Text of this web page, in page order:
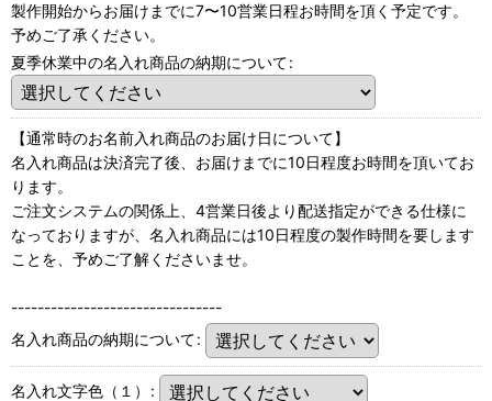
製作開始からお届けまでに7〜10営業日程お時間を頂く予定です。
予めご了承ください。
夏季休業中の名入れ商品の納期について:
【通常時のお名前入れ商品のお届け日について】
名入れ商品は決済完了後、お届けまでに10日程度お時間を頂いてお
ります。
ご注文システムの関係上、4営業日後より配送指定ができる仕様に
なっておりますが、名入れ商品には10日程度の製作時間を要します
ことを、予めご了解くださいませ。
--------------------------------
名入れ商品の納期について:
名入れ文字色（１） :